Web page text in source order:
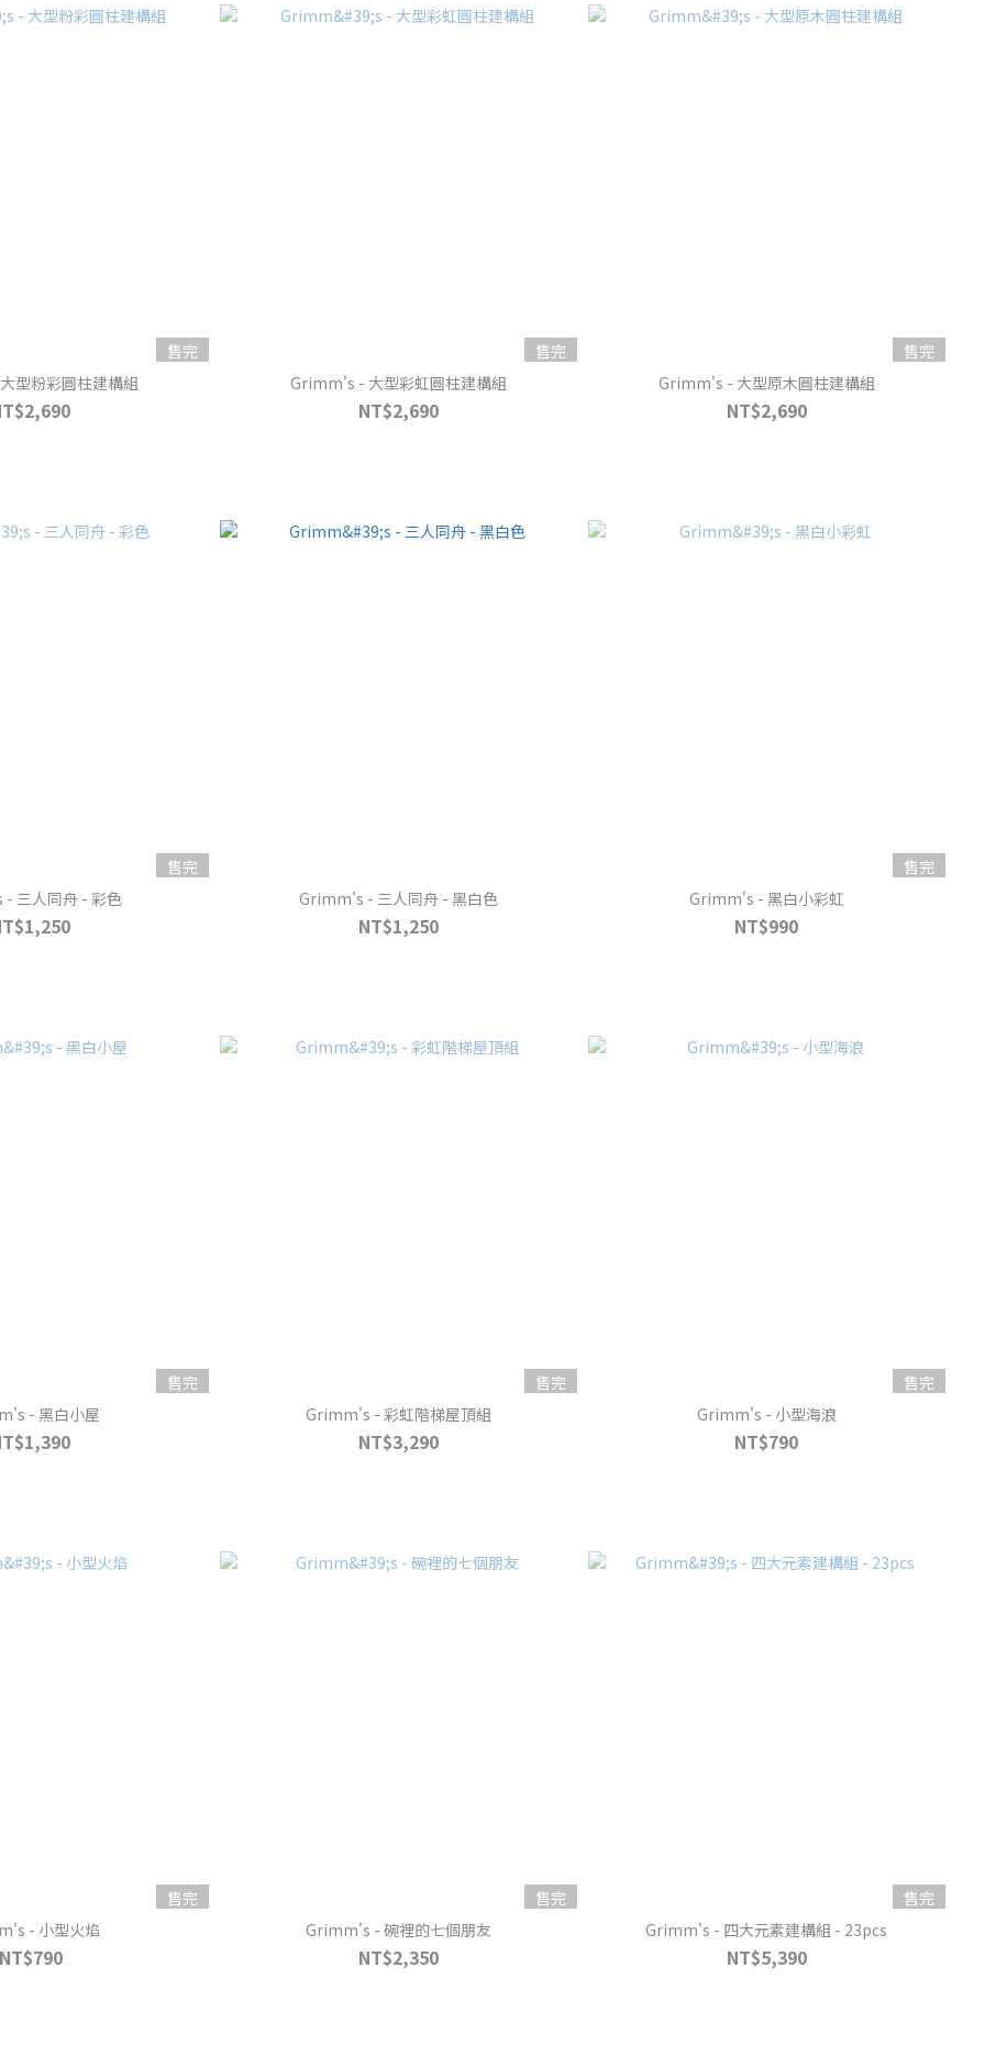
售完
型粉彩圓柱建構組
售完
Grimm's - 大型彩虹圓柱建構組
NT$2,690
售完
Grimm's - 大型原木圓柱建構組
NT$2,690
售完
三人同舟 - 彩色
Grimm's - 三人同舟 - 黑白色
NT$1,250
售完
Grimm's - 黑白小彩虹
NT$990
售完
- 黑白小屋
售完
Grimm's - 彩虹階梯屋頂組
NT$3,290
售完
Grimm's - 小型海浪
NT$790
售完
- 小型火焰
售完
Grimm's - 碗裡的七個朋友
NT$2,350
售完
Grimm's - 四大元素建構組 - 23pcs
NT$5,390